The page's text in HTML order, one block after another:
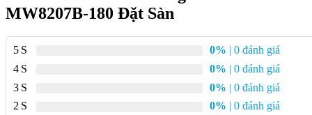
Chất liệu: Acrylic Lucite + Sợi thủy tinh
MW8207B-180 Đặt Sàn
5 0% | 0 đánh giá
4
0% | 0 đánh giá
3
0% | 0 đánh giá
2
0% | 0 đánh giá